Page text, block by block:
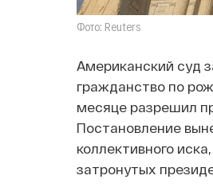
Фото: Reuters
Американский суд
гражданство по
месяце разрешил
Постановление
коллективного
затронутых